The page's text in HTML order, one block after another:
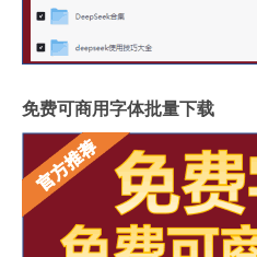
免费可商用字体批量下载